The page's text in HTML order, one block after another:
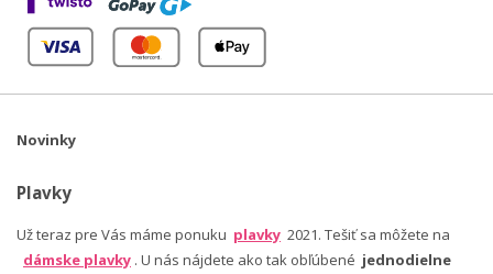
Novinky
Plavky
Už teraz pre Vás máme ponuku plavky 2021. Tešiť sa môžete na
dámske plavky . U nás nájdete ako tak obľúbené jednodielne